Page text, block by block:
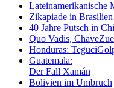
Lateinamerikanische
Zikapiade in Brasilien
40 Jahre Putsch in
Quo Vadis,
Honduras:
Guatemala:
Der Fall Xamán
Bolivien im Umbruch